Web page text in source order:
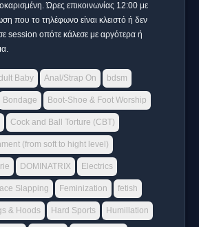
Ώρες επικοινωνίας 12:00 με
που το τηλέφωνο είναι κλειστό ή δεν
session οπότε κάλεσε με αργότερα ή
Baby Anal/Strap On bdsm
Bondage Boot-Shoe & Foot Worship
Cock and Ball Torture (CBT)
(from soft to hight level)
DOMINATRIX Electrics
Slapping Feminization fetish
& Hoods Hard Sports Humillation